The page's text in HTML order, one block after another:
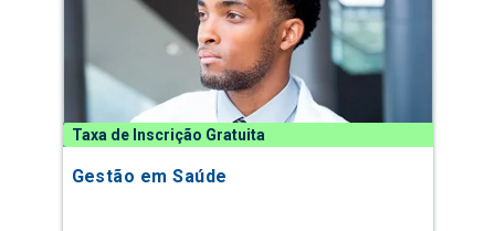
Taxa de Inscrição Gratuita
Gestão em Saúde